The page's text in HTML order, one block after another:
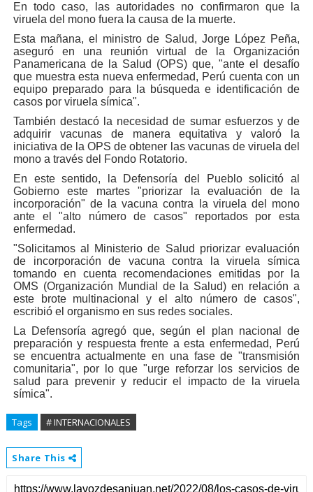
En todo caso, las autoridades no confirmaron que la
viruela del mono fuera la causa de la muerte.
Esta mañana, el ministro de Salud, Jorge López Peña,
aseguró en una reunión virtual de la Organización
Panamericana de la Salud (OPS) que, "ante el desafío
que muestra esta nueva enfermedad, Perú cuenta con un
equipo preparado para la búsqueda e identificación de
casos por viruela símica".
También destacó la necesidad de sumar esfuerzos y de
adquirir vacunas de manera equitativa y valoró la
iniciativa de la OPS de obtener las vacunas de viruela del
mono a través del Fondo Rotatorio.
En este sentido, la Defensoría del Pueblo solicitó al
Gobierno este martes "priorizar la evaluación de la
incorporación" de la vacuna contra la viruela del mono
ante el "alto número de casos" reportados por esta
enfermedad.
"Solicitamos al Ministerio de Salud priorizar evaluación
de incorporación de vacuna contra la viruela símica
tomando en cuenta recomendaciones emitidas por la
OMS (Organización Mundial de la Salud) en relación a
este brote multinacional y el alto número de casos",
escribió el organismo en sus redes sociales.
La Defensoría agregó que, según el plan nacional de
preparación y respuesta frente a esta enfermedad, Perú
se encuentra actualmente en una fase de "transmisión
comunitaria", por lo que "urge reforzar los servicios de
salud para prevenir y reducir el impacto de la viruela
símica".
Tags # INTERNACIONALES
Share This